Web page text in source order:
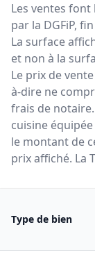
Les ventes font
par la DGFiP,
La surface
et non à la
Le prix de
à-dire ne
frais de
cuisine
le montant de
prix affiché. La
Type de bien